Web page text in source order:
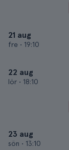
21 aug
fre • 19:10
22 aug
lör • 18:10
23 aug
sön • 13:10